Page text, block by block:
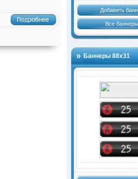
Добавить
Все баннеры
Баннеры 88х31